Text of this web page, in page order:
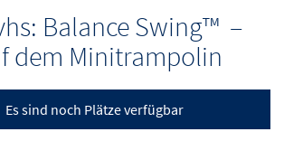
Balance Swing™ –
dem Minitrampolin
Es sind noch Plätze verfügbar